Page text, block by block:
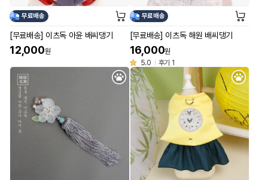
무료배송
[무료배송] 이츠독 아윤 배씨댕기
12,000원
무료배송
[무료배송] 이츠독 해원 배씨댕기
16,000원
5.0
후기 1